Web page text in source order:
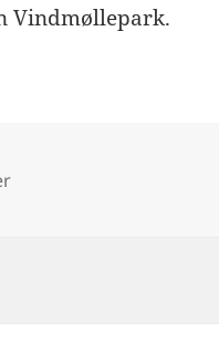
Vindmøllepark.